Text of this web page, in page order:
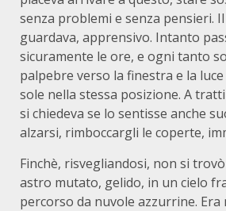
senza problemi e senza pensieri.
guardava, apprensivo. Intanto
sicuramente le ore, e ogni tanto
palpebre verso la finestra e la
sole nella stessa posizione. A
si chiedeva se lo sentisse anche
alzarsi, rimboccargli le coperte,
Finchè, risvegliandosi, non si
astro mutato, gelido, in un cielo
percorso da nuvole azzurrine.